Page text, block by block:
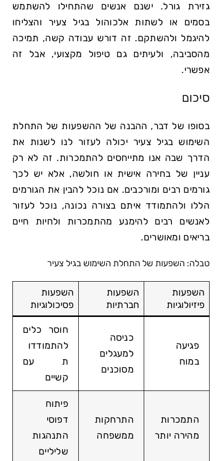
גזירת גורל. ישנם אנשים שהתחילו להשתמש
בסמים או לשתות אלכוהול בגיל צעיר והצליחו
להיגמל ולהשתקם. זה דורש עבודה קשה, תמיכה
מהסביבה, ולעיתים גם טיפול מקצועי, אבל זה
אפשרי.
סיכום
בסופו של דבר, ההבנה של ההשפעות של התחלת
השימוש בגיל צעיר יכולה לעזור לנו לשנות את
הדרך שבה אנו מתייחסים להתמכרות. זה לא רק
עניין של בחירה אישית או חולשה, אלא יש לכך
גורמים רבים ומורכבים. אם נוכל להבין את הגורמים
הללו ולהתמודד איתם בצורה נכונה, נוכל לעזור
לאנשים רבים להימנע מהתמכרות ולחיות חיים
בריאים ומאושרים.
טבלה: השפעות של התחלת השימוש בגיל צעיר
השפעות
פיזיולוגיות
השפעות
חברתיות
השפעות
פסיכולוגיות
פגיעה
במוח
כניסה
למעגלים
מסוכנים
חוסר כלים
להתמודדו
ת עם
קשיים
התמכרות
מהירה יותר
התרחקות
ממשפחה
פיתוח
דפוסי
התנהגות
שליליים